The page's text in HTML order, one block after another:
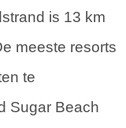
is 13 km
meeste resorts
te
Sugar Beach